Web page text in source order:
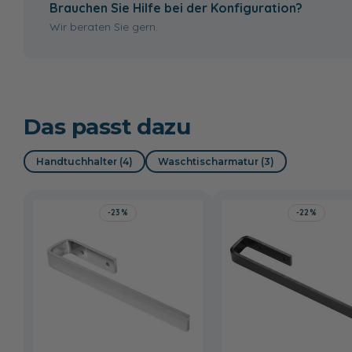
gepulvert
quarzgrau
gepulvert
Brauchen Sie Hilfe bei der Konfiguration?
Wir beraten Sie gern.
Das passt dazu
Handtuchhalter (4) Waschtischarmatur (3)
-23% -22%